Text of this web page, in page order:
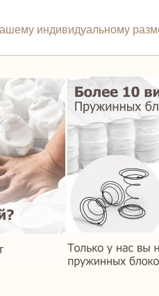
индивидуальному